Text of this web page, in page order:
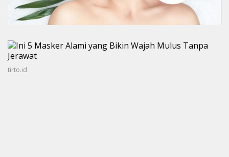
tirto.id